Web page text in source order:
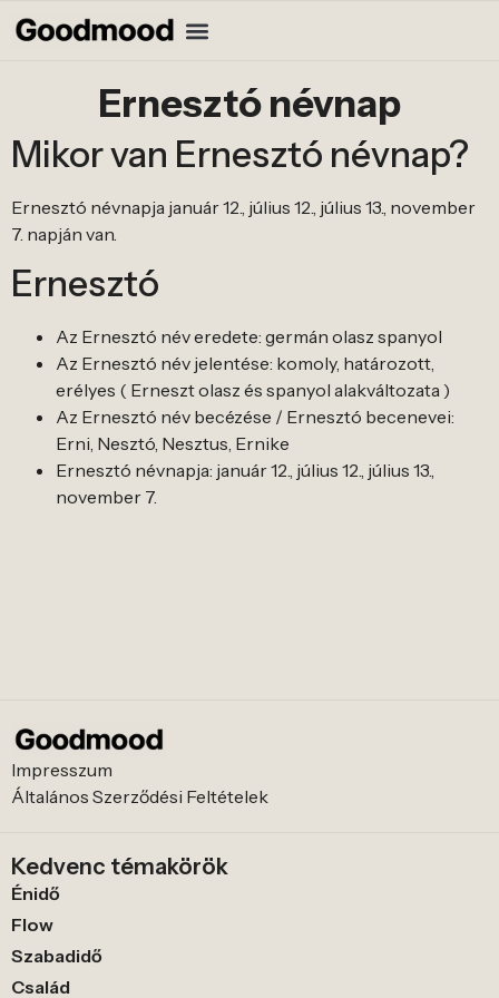
Ernesztó névnap
Mikor van Ernesztó névnap?
Ernesztó névnapja január 12., július 12., július 13., november
7. napján van.
Ernesztó
Az Ernesztó név eredete: germán olasz spanyol
Az Ernesztó név jelentése: komoly, határozott,
erélyes ( Erneszt olasz és spanyol alakváltozata )
Az Ernesztó név becézése / Ernesztó becenevei:
Erni, Nesztó, Nesztus, Ernike
Ernesztó névnapja: január 12., július 12., július 13.,
november 7.
Impresszum
Általános Szerződési Feltételek
Kedvenc témakörök
Énidő
Flow
Szabadidő
Család